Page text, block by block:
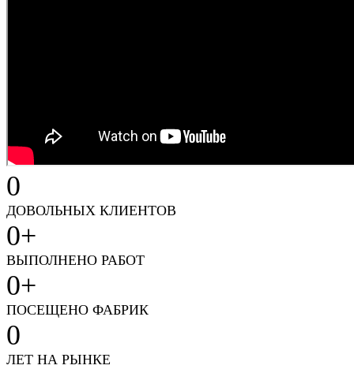
0
ДОВОЛЬНЫХ КЛИЕНТОВ
0+
ВЫПОЛНЕНО РАБОТ
0+
ПОСЕЩЕНО ФАБРИК
0
ЛЕТ НА РЫНКЕ